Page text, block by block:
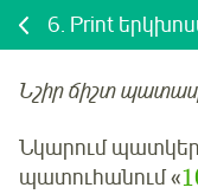
6. Print
Նշիր ճիշտ
Նկարում
պատուհանում «